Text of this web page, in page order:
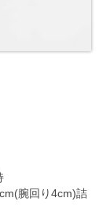
回り4cm)詰